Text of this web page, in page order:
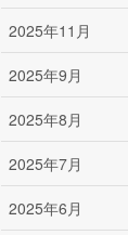
2025年11月
2025年9月
2025年8月
2025年7月
2025年6月